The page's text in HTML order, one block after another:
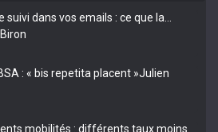
suivi dans vos emails : ce que la…
: « bis repetita placent »Julien
mobilités : différents taux moins